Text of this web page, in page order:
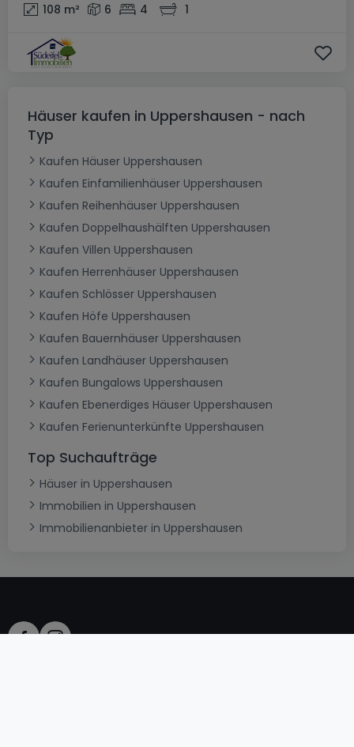
108 m² 6 4 1
Häuser kaufen in Uppershausen - nach
Typ
Kaufen Häuser Uppershausen
Kaufen Einfamilienhäuser Uppershausen
Kaufen Reihenhäuser Uppershausen
Kaufen Doppelhaushälften Uppershausen
Kaufen Villen Uppershausen
Kaufen Herrenhäuser Uppershausen
Kaufen Schlösser Uppershausen
Kaufen Höfe Uppershausen
Kaufen Bauernhäuser Uppershausen
Kaufen Landhäuser Uppershausen
Kaufen Bungalows Uppershausen
Kaufen Ebenerdiges Häuser Uppershausen
Kaufen Ferienunterkünfte Uppershausen
Top Suchaufträge
Häuser in Uppershausen
Immobilien in Uppershausen
Immobilienanbieter in Uppershausen